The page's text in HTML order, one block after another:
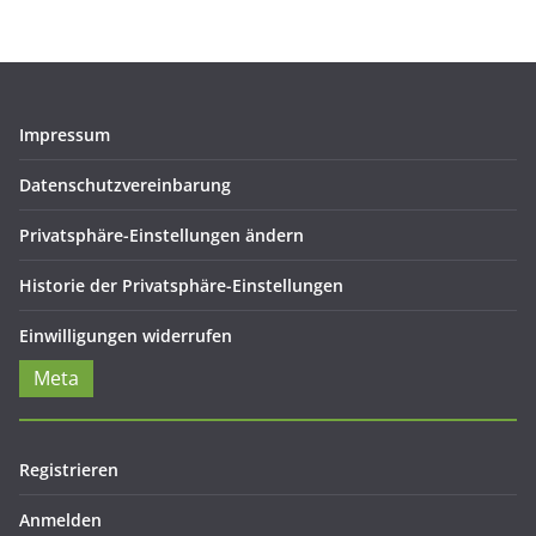
Impressum
Datenschutzvereinbarung
Privatsphäre-Einstellungen ändern
Historie der Privatsphäre-Einstellungen
Einwilligungen widerrufen
Meta
Registrieren
Anmelden